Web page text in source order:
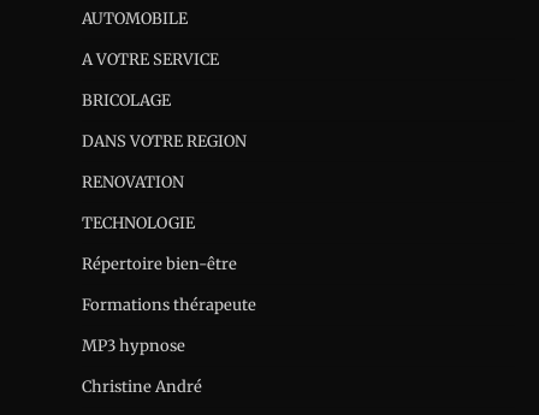
AUTOMOBILE
A VOTRE SERVICE
BRICOLAGE
DANS VOTRE REGION
RENOVATION
TECHNOLOGIE
Répertoire bien-être
Formations thérapeute
MP3 hypnose
Christine André